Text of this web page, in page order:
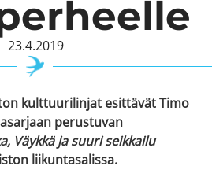
23.4.2019
kulttuurilinjat esittävät Timo
perustuvan
Väykkä ja suuri seikkailu
liikuntasalissa.